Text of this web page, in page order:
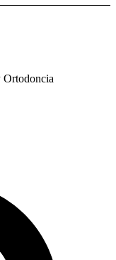
Ortodoncia